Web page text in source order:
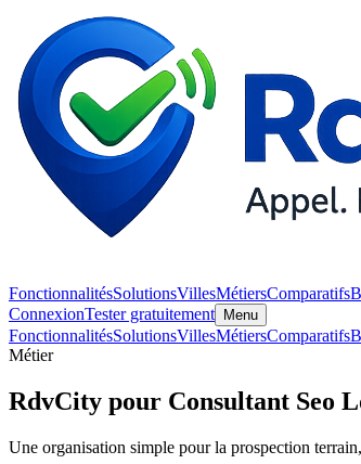
FonctionnalitésSolutionsVillesMétiersComparatifs
ConnexionTester gratuitement Menu
FonctionnalitésSolutionsVillesMétiersComparatifs
Métier
RdvCity pour Consultant Seo
Une organisation simple pour la prospection